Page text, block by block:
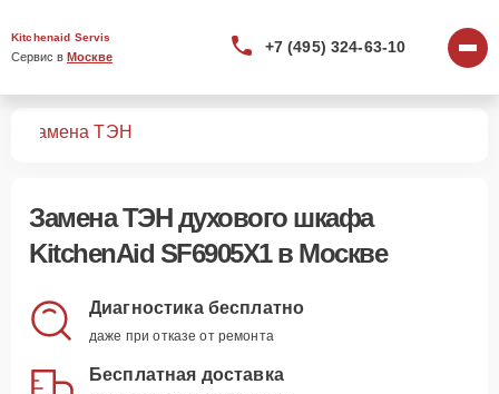
Kitchenaid Servis
Сервис в Москве
+7 (495) 324-63-10
Замена ТЭН
Замена ТЭН духового шкафа
KitchenAid SF6905X1 в Москве
Диагностика бесплатно
даже при отказе от ремонта
Бесплатная доставка